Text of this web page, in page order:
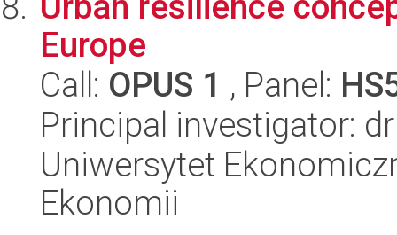
Europe
Call: OPUS 1 , Panel:
Principal investigator:
Uniwersytet
Ekonomii